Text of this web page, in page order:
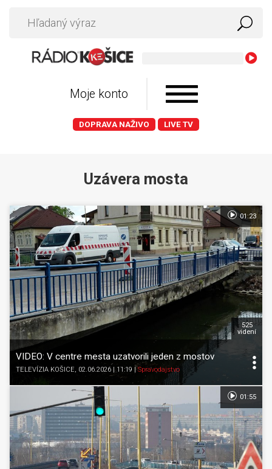
Depeche Mode -
Moje konto
DOPRAVA NAŽIVO LIVE TV
Uzávera mosta
VIDEO: V centre mesta uzatvorili jeden z mostov
TELEVÍZIA KOŠICE, 02.06.2026 | 11:19 |Spravodajstvo
525
videní
01:23
01:55